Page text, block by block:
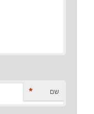
שם *